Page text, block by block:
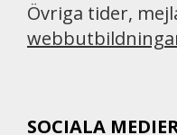
Övriga tider,
SOCIALA